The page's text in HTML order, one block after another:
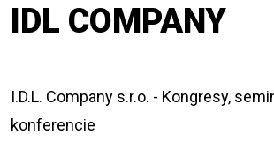
IDL COMPANY
I.D.L. Company s.r.o. - Kongresy,
konferencie